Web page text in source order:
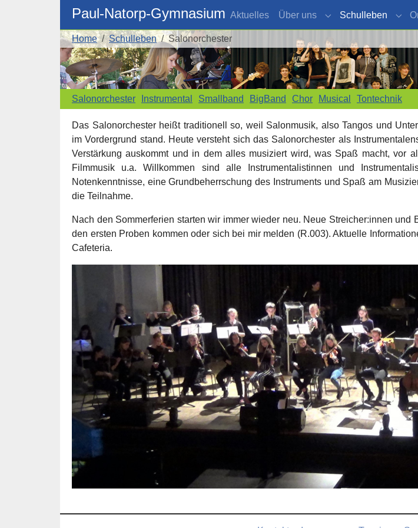
Skip to main navigation
Skip to main content
Skip to page footerPaul-Natorp-Gymnasium Aktuelles Über uns
Submenu for "Über
Schulleben
You are here:
Home Schulleben Salonorchester
Salonorchester Instrumental Smallband BigBand Chor Musical Tontechnik
Das Salonorchester heißt traditionell so, weil Salonmusik, also Tangos und
im Vordergrund stand. Heute versteht sich das Salonorchester als
Verstärkung auskommt und in dem alles musiziert wird, was Spaß macht, vor
Filmmusik u.a. Willkommen sind alle Instrumentalistinnen und
Notenkenntnisse, eine Grundbeherrschung des Instruments und Spaß am
die Teilnahme.
Nach den Sommerferien starten wir immer wieder neu. Neue Streicher:innen und
den ersten Proben kommen oder sich bei mir melden (R.003). Aktuelle
Cafeteria.